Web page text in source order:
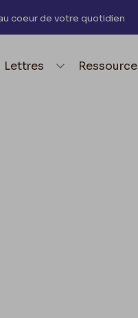
coeur de votre quotidien
Lettres